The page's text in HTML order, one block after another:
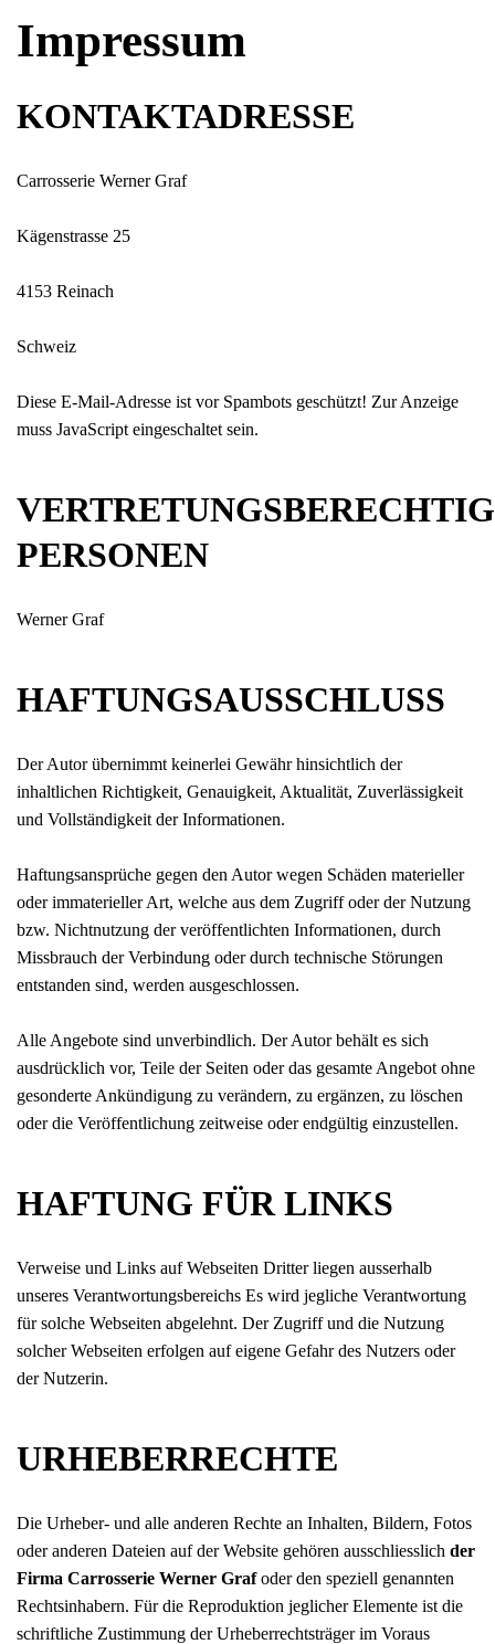
Impressum
KONTAKTADRESSE
Carrosserie Werner Graf
Kägenstrasse 25
4153 Reinach
Schweiz
Diese E-Mail-Adresse ist vor Spambots geschützt! Zur Anzeige
muss JavaScript eingeschaltet sein.
PERSONEN
Werner Graf
HAFTUNGSAUSSCHLUSS
Der Autor übernimmt keinerlei Gewähr hinsichtlich der
inhaltlichen Richtigkeit, Genauigkeit, Aktualität, Zuverlässigkeit
und Vollständigkeit der Informationen.
Haftungsansprüche gegen den Autor wegen Schäden materieller
oder immaterieller Art, welche aus dem Zugriff oder der Nutzung
bzw. Nichtnutzung der veröffentlichten Informationen, durch
Missbrauch der Verbindung oder durch technische Störungen
entstanden sind, werden ausgeschlossen.
Alle Angebote sind unverbindlich. Der Autor behält es sich
ausdrücklich vor, Teile der Seiten oder das gesamte Angebot ohne
gesonderte Ankündigung zu verändern, zu ergänzen, zu löschen
oder die Veröffentlichung zeitweise oder endgültig einzustellen.
HAFTUNG FÜR LINKS
Verweise und Links auf Webseiten Dritter liegen ausserhalb
unseres Verantwortungsbereichs Es wird jegliche Verantwortung
für solche Webseiten abgelehnt. Der Zugriff und die Nutzung
solcher Webseiten erfolgen auf eigene Gefahr des Nutzers oder
der Nutzerin.
URHEBERRECHTE
Die Urheber- und alle anderen Rechte an Inhalten, Bildern, Fotos
oder anderen Dateien auf der Website gehören ausschliesslich der
Firma Carrosserie Werner Graf oder den speziell genannten
Rechtsinhabern. Für die Reproduktion jeglicher Elemente ist die
schriftliche Zustimmung der Urheberrechtsträger im Voraus